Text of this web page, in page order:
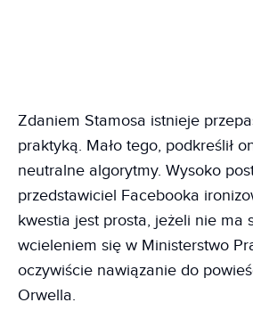
Zdaniem Stamosa istnieje
praktyką. Mało tego, podkreślił
neutralne algorytmy. Wysoko
przedstawiciel Facebooka
kwestia jest prosta, jeżeli nie ma
wcieleniem się w Ministerstwo
oczywiście nawiązanie do
Orwella.